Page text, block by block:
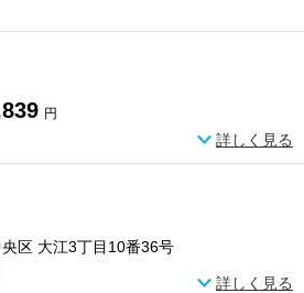
円
詳しく見る
区 大江3丁目10番36号
詳しく見る